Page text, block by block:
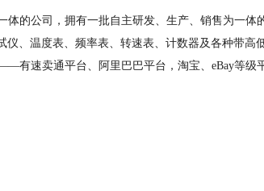
的公司，拥有一批自主研发、生产、销售为一体
、温度表、频率表、转速表、计数器及各种带高
有速卖通平台、阿里巴巴平台，淘宝、eBay等级